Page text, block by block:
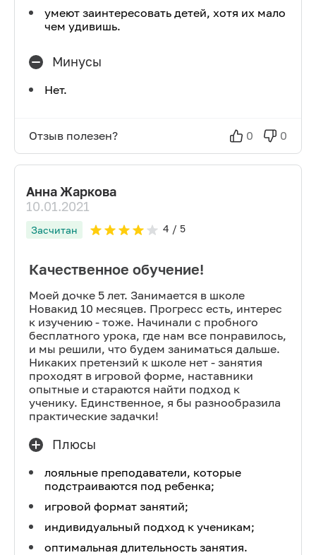
умеют заинтересовать детей, хотя их мало
чем удивишь.
Минусы
Нет.
Отзыв полезен? 0 0
Анна Жаркова
10.01.2021
Засчитан 4 / 5
Качественное обучение!
Моей дочке 5 лет. Занимается в школе
Новакид 10 месяцев. Прогресс есть, интерес
к изучению - тоже. Начинали с пробного
бесплатного урока, где нам все понравилось,
и мы решили, что будем заниматься дальше.
Никаких претензий к школе нет - занятия
проходят в игровой форме, наставники
опытные и стараются найти подход к
ученику. Единственное, я бы разнообразила
практические задачки!
Плюсы
лояльные преподаватели, которые
подстраиваются под ребенка;
игровой формат занятий;
индивидуальный подход к ученикам;
оптимальная длительность занятия.